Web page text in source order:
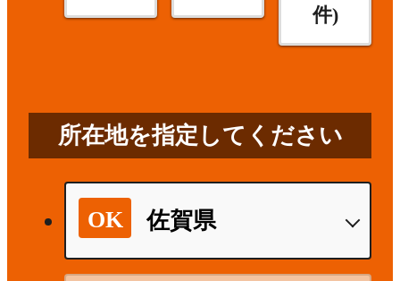
件)
所在地を指定してください